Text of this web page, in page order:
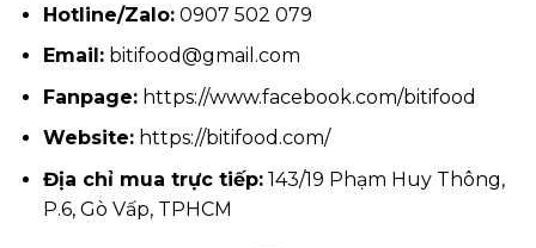
Hotline/Zalo:0907 502 079
Email:bitifood@gmail.com
Fanpage:https://www.facebook.com/bitifood
Website:https://bitifood.com/
Địa chỉ mua trực tiếp:143/19 Phạm Huy Thông,
P.6, Gò Vấp, TPHCM